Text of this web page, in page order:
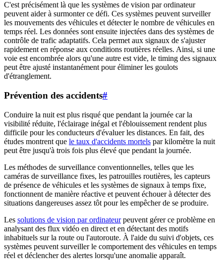
C'est précisément là que les systèmes de vision par ordinateur
peuvent aider à surmonter ce défi. Ces systèmes peuvent surveiller
les mouvements des véhicules et détecter le nombre de véhicules en
temps réel. Les données sont ensuite injectées dans des systèmes de
contrôle de trafic adaptatifs. Cela permet aux signaux de s'ajuster
rapidement en réponse aux conditions routières réelles. Ainsi, si une
voie est encombrée alors qu'une autre est vide, le timing des signaux
peut être ajusté instantanément pour éliminer les goulots
d'étranglement.
Prévention des accidents#
Conduire la nuit est plus risqué que pendant la journée car la
visibilité réduite, l'éclairage inégal et l'éblouissement rendent plus
difficile pour les conducteurs d'évaluer les distances. En fait, des
études montrent que le taux d'accidents mortels par kilomètre la nuit
peut être jusqu'à trois fois plus élevé que pendant la journée.
Les méthodes de surveillance conventionnelles, telles que les
caméras de surveillance fixes, les patrouilles routières, les capteurs
de présence de véhicules et les systèmes de signaux à temps fixe,
fonctionnent de manière réactive et peuvent échouer à détecter des
situations dangereuses assez tôt pour les empêcher de se produire.
Les solutions de vision par ordinateurpeuvent gérer ce problème en
analysant des flux vidéo en direct et en détectant des motifs
inhabituels sur la route ou l'autoroute. À l'aide du suivi d'objets, ces
systèmes peuvent surveiller le comportement des véhicules en temps
réel et déclencher des alertes lorsqu'une anomalie apparaît.